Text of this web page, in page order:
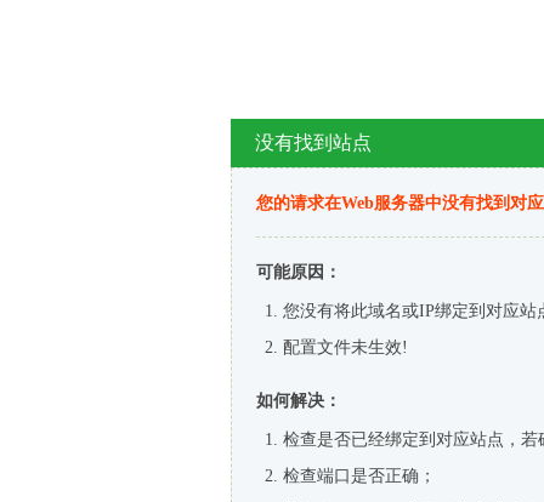
没有找到站点
您的请求在Web服务器中没有找到对
可能原因：
您没有将此域名或IP绑定到对应站
配置文件未生效!
如何解决：
检查是否已经绑定到对应站点，
检查端口是否正确；